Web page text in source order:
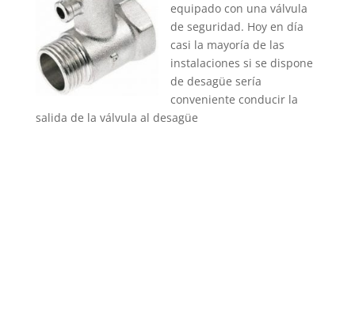
equipado con una válvula
de seguridad. Hoy en día
casi la mayoría de las
instalaciones si se dispone
de desagüe sería
conveniente conducir la
salida de la válvula al desagüe